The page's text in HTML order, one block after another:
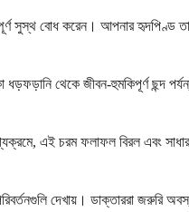
সুস্থ বোধ করেন। আপনার হৃদপিণ্ড
থেকে জীবন-হুমকিপূর্ণ ছন্দ
এই চরম ফলাফল বিরল এবং
দেখায়। ডাক্তাররা জরুরি